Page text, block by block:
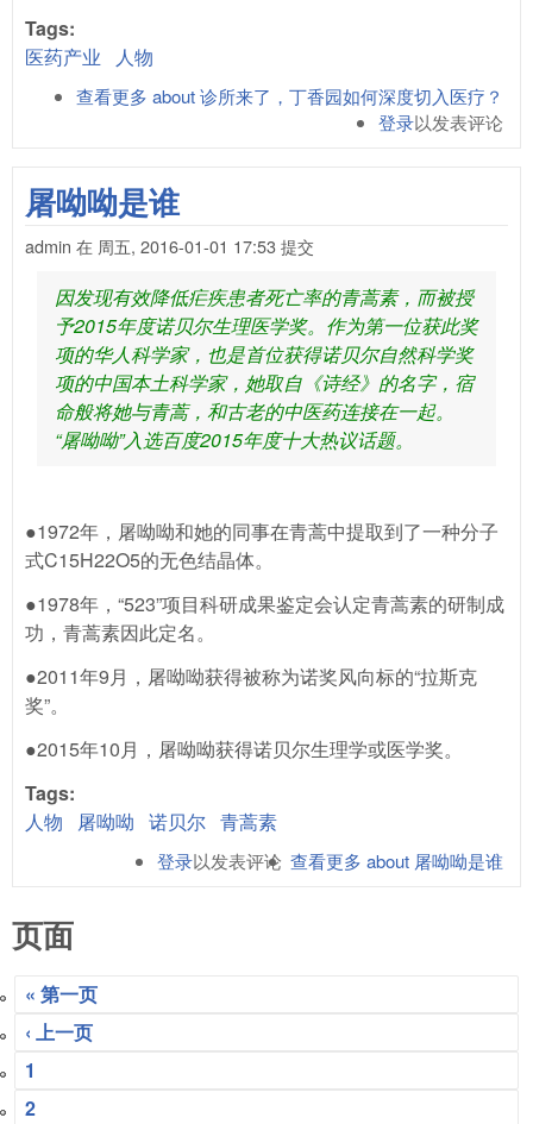
Tags:
医药产业
人物
查看更多 about 诊所来了，丁香园如何深度切入医疗？
登录以发表评论
屠呦呦是谁
admin 在 周五, 2016-01-01 17:53提交
因发现有效降低疟疾患者死亡率的青蒿素，而被授
予2015年度诺贝尔生理医学奖。作为第一位获此奖
项的华人科学家，也是首位获得诺贝尔自然科学奖
项的中国本土科学家，她取自《诗经》的名字，宿
命般将她与青蒿，和古老的中医药连接在一起。
“屠呦呦”入选百度2015年度十大热议话题。
●1972年，屠呦呦和她的同事在青蒿中提取到了一种分子
式C15H22O5的无色结晶体。
●1978年，“523”项目科研成果鉴定会认定青蒿素的研制成
功，青蒿素因此定名。
●2011年9月，屠呦呦获得被称为诺奖风向标的“拉斯克
奖”。
●2015年10月，屠呦呦获得诺贝尔生理学或医学奖。
Tags:
人物
屠呦呦 诺贝尔 青蒿素
查看更多 about 屠呦呦是谁
登录以发表评论
页面
« 第一页
‹ 上一页
1
2